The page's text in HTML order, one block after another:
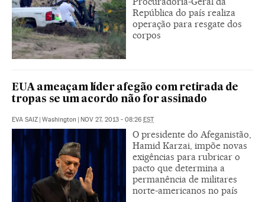
República do país realiza
operação para resgate dos
corpos
EUA ameaçam líder afegão com retirada de
tropas se um acordo não for assinado
EVA SAIZ | Washington | NOV 27, 2013 - 08:26 EST
O presidente do Afeganistão,
Hamid Karzai, impõe novas
exigências para rubricar o
pacto que determina a
permanência de militares
norte-americanos no país